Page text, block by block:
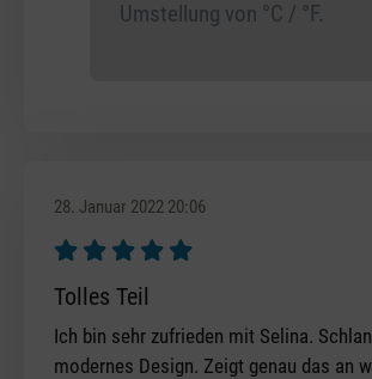
Umstellung von °C / °F.
28. Januar 2022 20:06
Bewertung mit 5 von 5 Sternen
Tolles Teil
Ich bin sehr zufrieden mit Selina.
modernes Design. Zeigt genau das an